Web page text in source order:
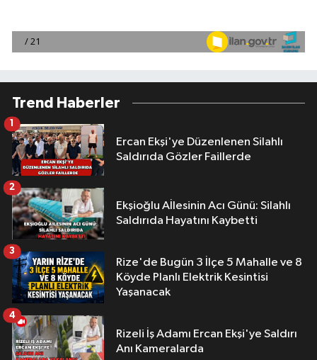
Trend Haberler
Ercan Ekşi'ye Düzenlenen Silahlı
Saldırıda Gözler Faillerde
1
Ekşioğlu Aİlesinin Acı Günü: Silahlı
Saldırıda Hayatını Kaybetti
2
Rize'de Bugün 3 İlçe 5 Mahalle ve 8
Köyde Planlı Elektrik Kesintisi
Yaşanacak
3
Rizeli İş Adamı Ercan Ekşi'ye Saldırı
Anı Kameralarda
4